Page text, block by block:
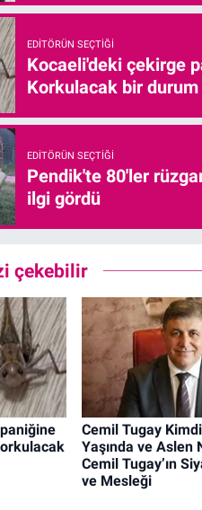
EDITÖRÜN SEÇTIĞI
Kocaeli'deki çekirge
Korkulacak bir durum
EDITÖRÜN SEÇTIĞI
Pendik'te 80'ler
ilgi gördü
çekebilir
Cemil Tugay
Yaşında ve Aslen
Cemil Tugay’ın
ve Mesleği